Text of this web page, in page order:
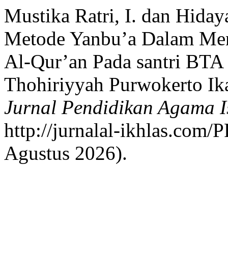
Mustika Ratri, I. dan
Metode Yanbu’a Dalam
Al-Qur’an Pada santri
Thohiriyyah Purwokerto
Jurnal Pendidikan Agama
http://jurnalal-ikhlas.com/
Agustus 2026).